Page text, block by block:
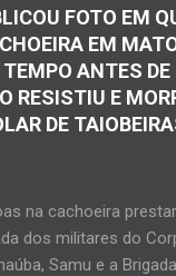
FOTO EM
EM
ANTES DE
RESISTIU E
DE
na cachoeira
dos militares do
Samu e a